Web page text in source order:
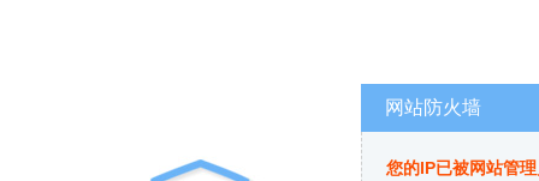
网站防火墙
您的IP已被网站管